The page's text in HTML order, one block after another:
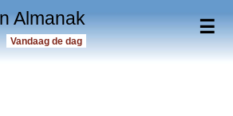
☰
Almanak
Vandaag de dag